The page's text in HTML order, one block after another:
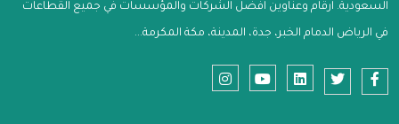
السعودية. ارقام وعناوين افضل الشركات والمؤسسات في جميع القطاعات
في الرياض الدمام الخبر، جدة، المدينة، مكة المكرمة...